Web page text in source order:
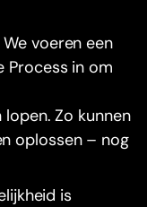
voeren een
Process in om
Zo kunnen
oplossen – nog
is